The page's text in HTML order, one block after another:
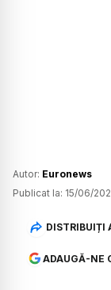
Autor: Euronews
Publicat la: 15/06/
DISTRIBUIȚI
ADAUGĂ-NE